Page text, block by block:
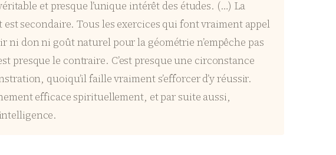
et presque l’unique intérêt des études. (…) La
secondaire. Tous les exercices qui font vraiment appel
ni don ni goût naturel pour la géométrie n’empêche pas
presque le contraire. C’est presque une circonstance
quoiqu’il faille vraiment s’efforcer d’y réussir.
efficace spirituellement, et par suite aussi,